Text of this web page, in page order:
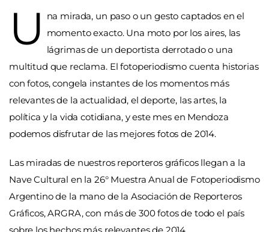
U
na mirada, un paso o un gesto captados en el
momento exacto. Una moto por los aires, las
lágrimas de un deportista derrotado o una
multitud que reclama. El fotoperiodismo cuenta historias
con fotos, congela instantes de los momentos más
relevantes de la actualidad, el deporte, las artes, la
política y la vida cotidiana, y este mes en Mendoza
podemos disfrutar de las mejores fotos de 2014.
Las miradas de nuestros reporteros gráficos llegan a la
Nave Cultural en la 26° Muestra Anual de Fotoperiodismo
Argentino de la mano de la Asociación de Reporteros
Gráficos, ARGRA, con más de 300 fotos de todo el país